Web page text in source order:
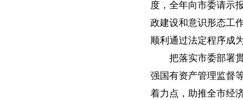
度，全年向市委请示
政建设和意识形态工
顺利通过法定程序成
把落实市委部署
强国有资产管理监督
着力点，助推全市经